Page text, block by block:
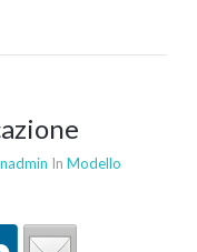
In Modello